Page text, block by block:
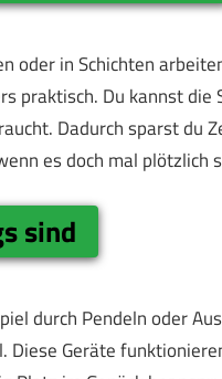
oder in Schichten
praktisch. Du kannst
Dadurch sparst du
es doch mal plötzlich
sind
durch Pendeln oder
Diese Geräte